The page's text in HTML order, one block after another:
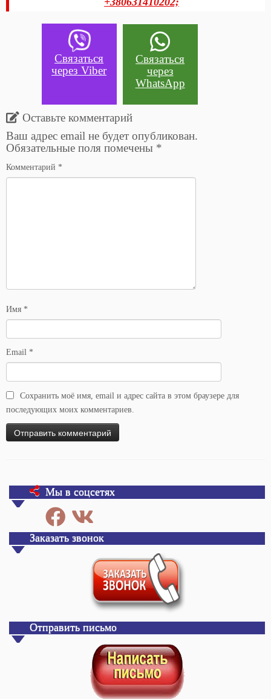
Связаться
через Viber
Связаться
через
WhatsApp
Оставьте комментарий
Ваш адрес email не будет опубликован.
Обязательные поля помечены *
Комментарий *
Имя *
Email *
Сохранить моё имя, email и адрес сайта в этом браузере для
последующих моих комментариев.
Мы в соцсетях
Заказать звонок
Отправить письмо